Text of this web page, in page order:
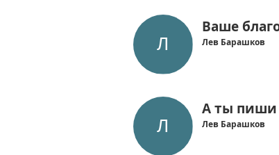
Ваше
Лев Барашков
А ты
Лев Барашков